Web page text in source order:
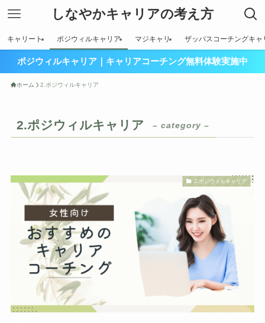
しなやかキャリアの考え方
キャリート ポジウィルキャリア マジキャリ ザッパスコーチングキャ
ポジウィルキャリア｜キャリアコーチング無料体験実施中
ホーム 2.ポジウィルキャリア
2.ポジウィルキャリア – category –
2.ポジウィルキャリア